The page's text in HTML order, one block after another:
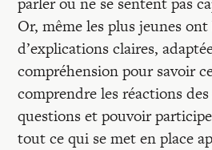
Mon panier
Mon compte
Or, même les plus jeunes
d’explications claires,
compréhension pour savoir
comprendre les réactions
questions et pouvoir
tout ce qui se met en place